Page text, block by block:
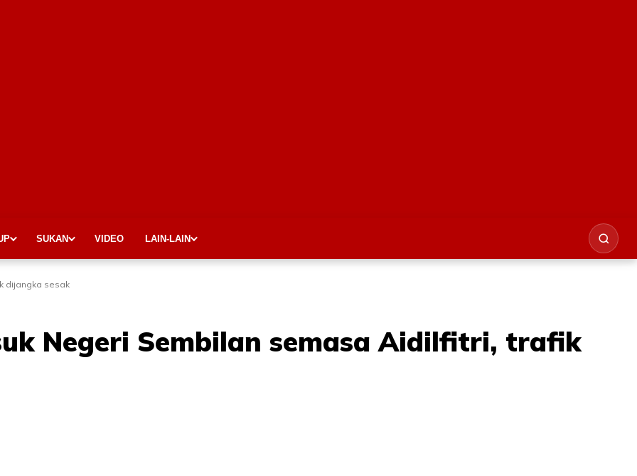
SUKAN VIDEO LAIN-LAIN
dijangka sesak
Negeri Sembilan semasa Aidilfitri, trafik